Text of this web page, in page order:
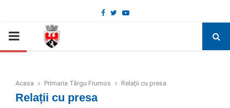
Deschide bara de unelte
Facebook
TwitterYoutube
PRIMARY
Acasa Primaria Târgu Frumos Relații cu presa
Relații cu presa